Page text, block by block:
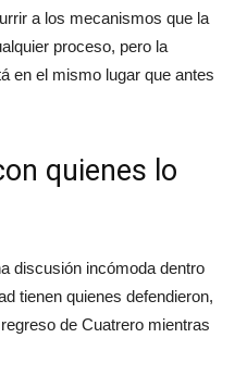
a los mecanismos que la
proceso, pero la
en el mismo lugar que antes
quienes lo
discusión incómoda dentro
tienen quienes defendieron,
de Cuatrero mientras